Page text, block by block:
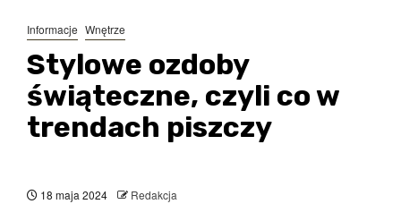
Informacje Wnętrze
Stylowe ozdoby
świąteczne, czyli co w
trendach piszczy
18 maja 2024 Redakcja